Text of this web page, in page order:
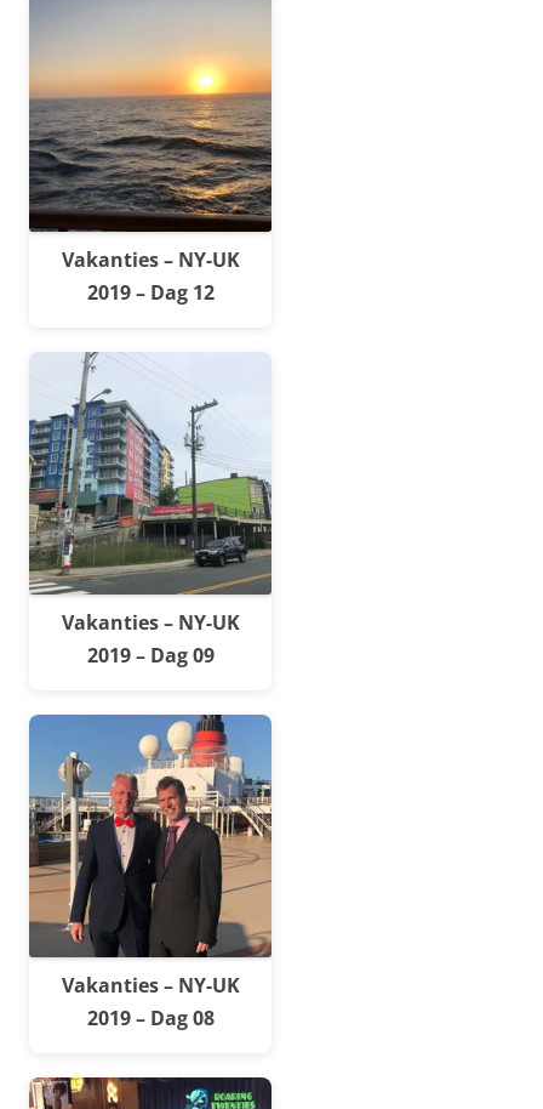
Vakanties – NY-UK
2019 – Dag 12
Vakanties – NY-UK
2019 – Dag 09
Vakanties – NY-UK
2019 – Dag 08